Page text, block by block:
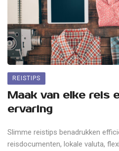
REISTIPS
Maak van elke reis
ervaring
Slimme reistips benadrukken
reisdocumenten, lokale valuta,